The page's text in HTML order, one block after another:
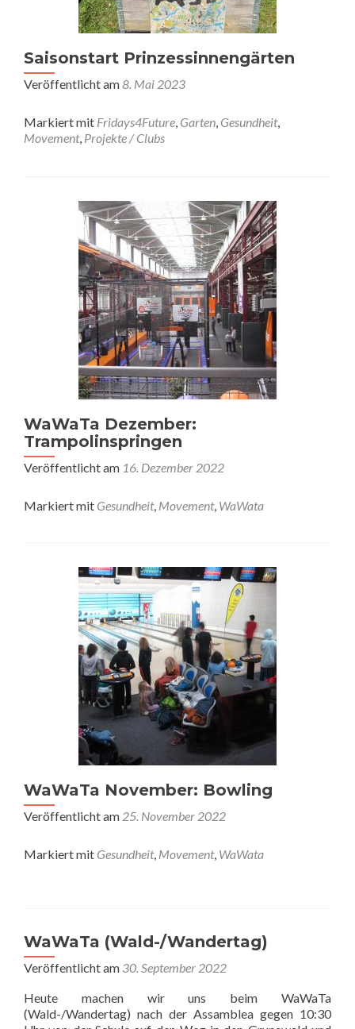
Saisonstart Prinzessinnengärten
Veröffentlicht am8. Mai 2023
Markiert mit Fridays4Future, Garten, Gesundheit,
Movement, Projekte / Clubs
WaWaTa Dezember:
Trampolinspringen
Veröffentlicht am 16. Dezember 2022
Markiert mit Gesundheit, Movement, WaWata
WaWaTa November: Bowling
Veröffentlicht am 25. November 2022
Markiert mit Gesundheit, Movement, WaWata
WaWaTa (Wald-/Wandertag)
Veröffentlicht am 30. September 2022
Heute machen wir uns beim WaWaTa
(Wald-/Wandertag) nach der Assamblea gegen 10:30